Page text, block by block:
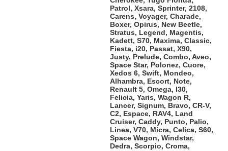
Patrol, Xsara, Sprinter, 2108,
Carens, Voyager, Charade,
Boxer, Opirus, New Beetle,
Stratus, Legend, Magentis,
Kadett, S70, Maxima, Classic,
Fiesta, i20, Passat, X90,
Justy, Prelude, Combo, Aveo,
Space Star, Polonez, Cuore,
Xedos 6, Swift, Mondeo,
Alhambra, Escort, Note,
Renault 5, Omega, I30,
Felicia, Yaris, Wagon R,
Lancer, Signum, Bravo, CR-V,
C2, Espace, RAV4, Land
Cruiser, Caddy, Punto, Palio,
Linea, V70, Micra, Celica, S60,
Space Wagon, Windstar,
Dedra, Scorpio, Croma,